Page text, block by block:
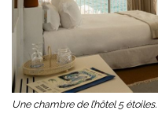
Une chambre de l’hôtel 5